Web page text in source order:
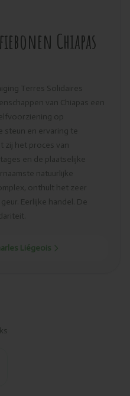
Chiapas
Terres Solidaires
van Chiapas een
op
steun en ervaring te
zij het proces van
en de plaatselijke
natuurlijke
onthult het zeer
Eerlijke handel. De
Liégeois